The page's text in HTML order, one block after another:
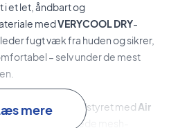
i et let, åndbart og
medVERYCOOL DRY-
fugt væk fra huden og sikrer,
– selv under de mest
er T-shirten udstyret med Air
strategisk placerede mesh-
mere